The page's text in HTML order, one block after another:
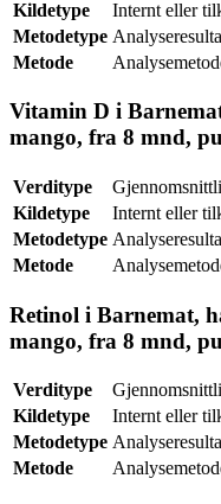
Kildetype
Internt eller
Metodetype
Metode
Vitamin D i
mango, fra 8 mnd,
Verditype
Kildetype
Internt eller
Metodetype
Metode
Retinol i Barnemat,
mango, fra 8 mnd,
Verditype
Kildetype
Internt eller
Metodetype
Metode